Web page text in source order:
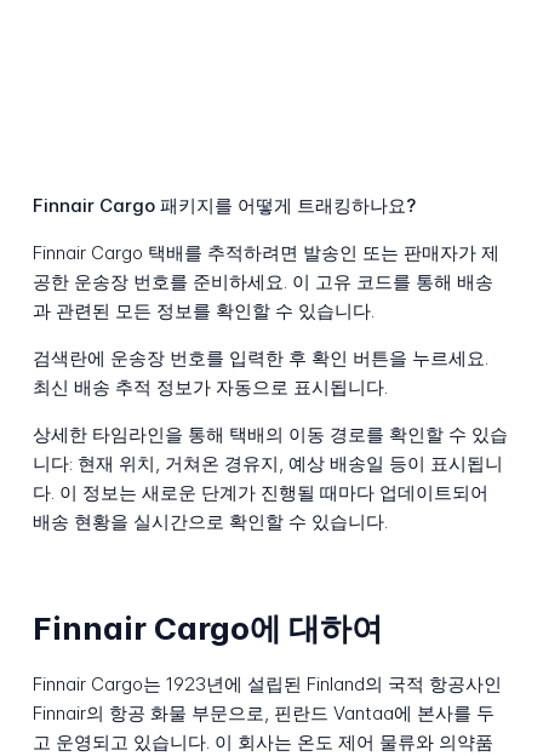
Finnair Cargo 패키지를 어떻게 트래킹하나요?
Finnair Cargo 택배를 추적하려면 발송인 또는 판매자가 제
공한 운송장 번호를 준비하세요. 이 고유 코드를 통해 배송
과 관련된 모든 정보를 확인할 수 있습니다.
검색란에 운송장 번호를 입력한 후 확인 버튼을 누르세요.
최신 배송 추적 정보가 자동으로 표시됩니다.
상세한 타임라인을 통해 택배의 이동 경로를 확인할 수 있습
니다: 현재 위치, 거쳐온 경유지, 예상 배송일 등이 표시됩니
다. 이 정보는 새로운 단계가 진행될 때마다 업데이트되어
배송 현황을 실시간으로 확인할 수 있습니다.
Finnair Cargo에 대하여
Finnair Cargo는 1923년에 설립된 Finland의 국적 항공사인
Finnair의 항공 화물 부문으로, 핀란드 Vantaa에 본사를 두
고 운영되고 있습니다. 이 회사는 온도 제어 물류와 의약품